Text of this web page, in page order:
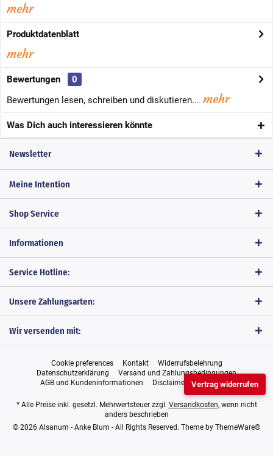
mehr
Produktdatenblatt
mehr
Bewertungen
0
Bewertungen lesen, schreiben und diskutieren... mehr
Was Dich auch interessieren könnte
Newsletter
Meine Intention
Shop Service
Informationen
Service Hotline:
Unsere Zahlungsarten:
Wir versenden mit:
Cookie preferences Kontakt
Widerrufsbelehrung
Datenschutzerklärung
Versand und Zahlungsbedingungen
AGB und Kundeninformationen
Disclaimer Impressum
* Alle Preise inkl. gesetzl. Mehrwertsteuer zzgl. Versandkosten, wenn nicht
anders beschrieben
© 2026 Alsanum - Anke Blum - All Rights Reserved. Theme by ThemeWare®
Vertrag widerrufen